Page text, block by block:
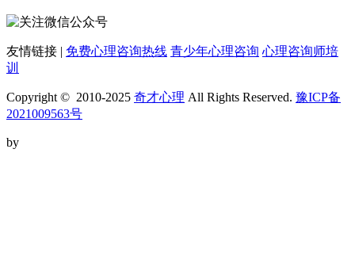
友情链接 | 免费心理咨询热线 青少年心理咨询 心理咨询师培
训
Copyright © 2010-2025 奇才心理 All Rights Reserved. 豫ICP备
2021009563号
by